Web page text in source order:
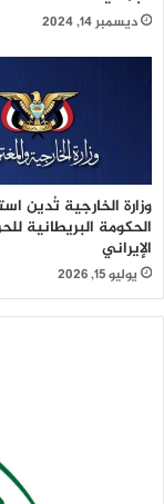
ديسمبر 14, 2024
وزارة الخارجية تُدين
الحكومة البريطانية
الإيراني
يوليو 15, 2026